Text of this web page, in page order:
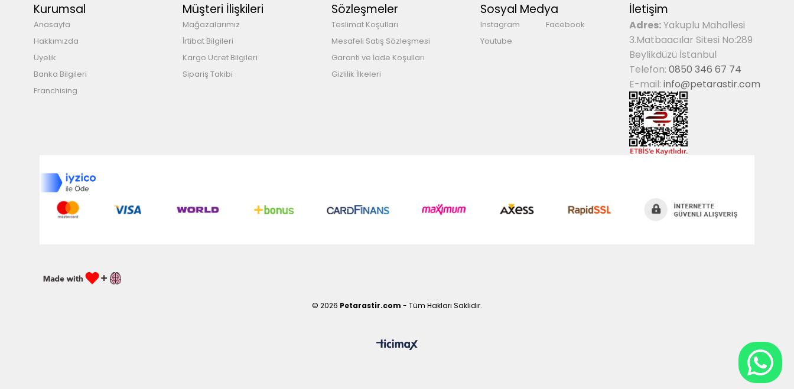
Kurumsal
Anasayfa
Hakkımızda
Üyelik
Banka Bilgileri
Franchising
Müşteri İlişkileri
Mağazalarımız
İrtibat Bilgileri
Kargo Ücret Bilgileri
Sipariş Takibi
Sözleşmeler
Teslimat Koşulları
Mesafeli Satış Sözleşmesi
Garanti ve İade Koşulları
Gizlilik İlkeleri
Sosyal Medya
Instagram
Facebook
Youtube
İletişim
Adres:Yakuplu Mahallesi
3.Matbaacılar Sitesi No:289
Beylikdüzü İstanbul
Telefon: 0850 346 67 74
E-mail: info@petarastir.com
© 2026 Petarastir.com - Tüm Hakları Saklıdır.